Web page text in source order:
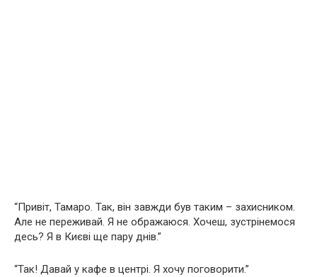
“Привіт, Тамаро. Так, він завжди був таким – захисником.
Але не переживай. Я не ображаюся. Хочеш, зустрінемося
десь? Я в Києві ще пару днів.”
“Так! Давай у кафе в центрі. Я хочу поговорити.”